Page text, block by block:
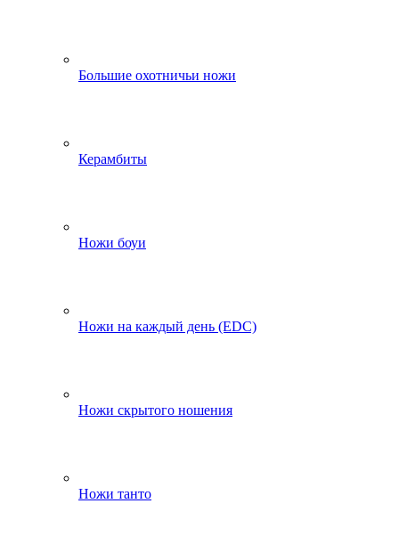
Большие охотничьи ножи
Керамбиты
Ножи боуи
Ножи на каждый день (EDC)
Ножи скрытого ношения
Ножи танто